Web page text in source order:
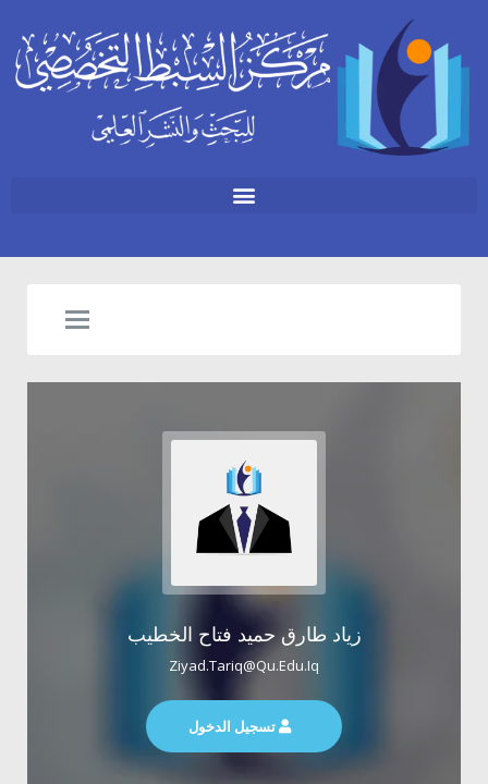
زياد طارق حميد فتاح الخطيب
Ziyad.tariq@qu.edu.iq
تسجيل الدخول